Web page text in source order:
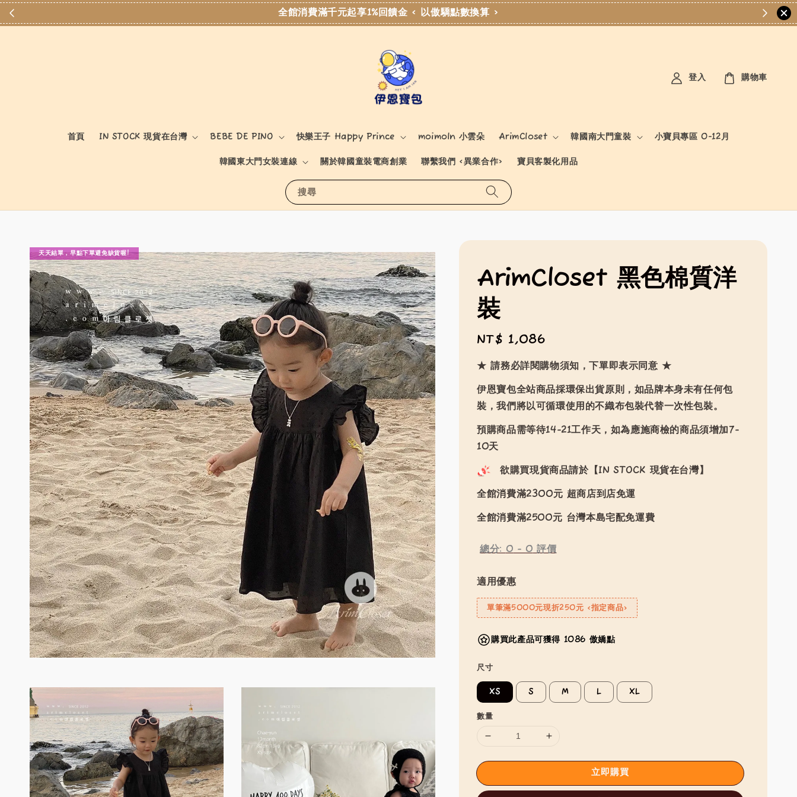
全館消費滿千元起享1%回饋金 < 以傲驕點數換算 >
搜尋
首頁 IN STOCK 現貨在台灣 BEBE DE PINO 快樂王子 Happy Prince moimoln 小雲朵 ArimCloset 韓國南大門童裝 小寶貝專區 0-12月
韓國東大門女裝連線 關於韓國童裝電商創業 聯繫我們 <異業合作> 寶貝客製化用品
登入 購物車
天天結單，早點下單避免缺貨喔!
ArimCloset 黑色棉質洋
裝
Regular
price
NT$ 1,086
★ 請務必詳閱購物須知，下單即表示同意 ★
伊恩寶包全站商品採環保出貨原則，如品牌本身未有任何包
裝，我們將以可循環使用的不織布包裝代替一次性包裝。
預購商品需等待14-21工作天，如為應施商檢的商品須增加7-
10天
欲購買現貨商品請於【IN STOCK 現貨在台灣】
全館消費滿2300元 超商店到店免運
全館消費滿2500元 台灣本島宅配免運費
總分: 0 - 0 評價
適用優惠
單筆滿5000元現折250元 <指定商品>
購買此產品可獲得 1086 傲嬌點
尺寸
XS S M L XL
數量
立即購買